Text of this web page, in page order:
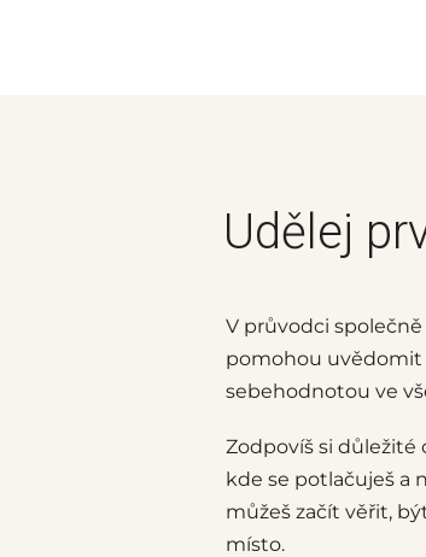
Udělej
V průvodci
pomohou uvědomit
sebehodnotou ve
Zodpovíš si důležité
kde se potlačuješ a
můžeš začít věřit,
místo.